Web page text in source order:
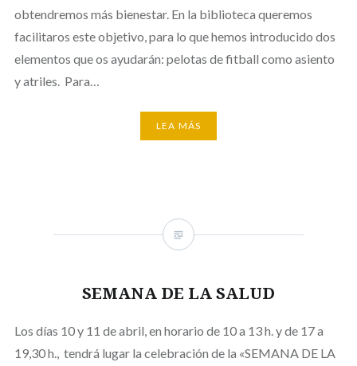
obtendremos más bienestar. En la biblioteca queremos
facilitaros este objetivo, para lo que hemos introducido dos
elementos que os ayudarán: pelotas de fitball como asiento
y atriles. Para…
LEA MÁS
SEMANA DE LA SALUD
Los días 10 y 11 de abril, en horario de 10 a 13 h. y de 17 a
19,30 h., tendrá lugar la celebración de la «SEMANA DE LA